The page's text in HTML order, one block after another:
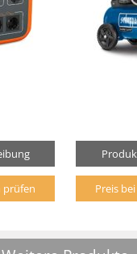
prüfen Preis